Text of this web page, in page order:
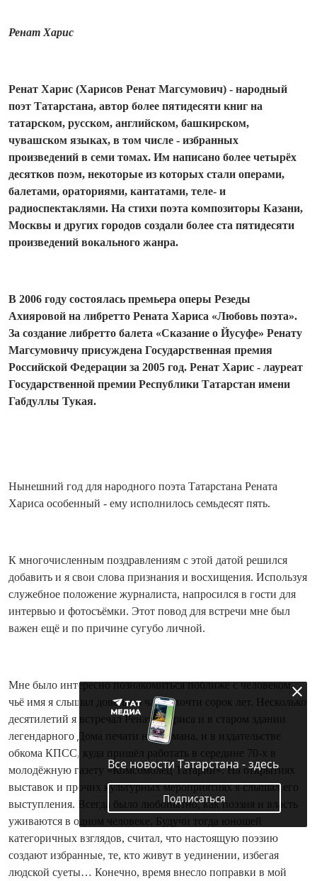
Ренат Харис
Ренат Харис (Харисов Ренат Магсумович) - народный
поэт Татарстана, автор более пятидесяти книг на
татарском, русском, английском, башкирском,
чувашском языках, в том числе - избранных
произведений в семи томах. Им написано более четырёх
десятков поэм, некоторые из которых стали операми,
балетами, ораториями, кантатами, теле‑ и
радиоспектаклями. На стихи поэта композиторы Казани,
Москвы и других городов создали более ста пятидесяти
произведений вокального жанра.
В 2006 году состоялась премьера оперы Резеды
Ахияровой на либретто Рената Хариса «Любовь поэта».
За со­здание либретто балета «Сказание о Йусуфе» Ренату
Магсумовичу присуждена Государственная премия
Российской Федерации за 2005 год. Ренат Харис - лауреат
Государственной премии Респуб­лики Татарстан имени
Габдуллы Тукая.
Нынешний год для народного поэта Татарстана Рената
Хариса особенный - ему исполнилось семьдесят пять.
К многочисленным поздравлениям с этой датой решился
добавить и я свои слова признания и восхищения. Используя
служебное положение журналиста, напросился в гости для
интервью и фотосъёмки. Этот повод для встречи мне был
важен ещё и по причине сугубо личной.
Мне было интересно познакомиться поближе с человеком,
чьё имя я слышал довольно часто почти сорок лет. Несколько
десятилетий я встречал Рената Хариса и в старом здании
легендарного Дома печати на Баумана, и в издательстве
обкома КПСС, куда пришёл работать в середине 70-х в
молодёжную газету «Комсомолец Татарии». На открытиях
выставок и прочих культурных мероприятиях я слышал его
выступления. Всегда было любопытно, как поэзия и власть
уживаются в одном человеке. Будучи тогда юношей
категоричных взглядов, считал, что настоящую поэзию
создают избранные, те, кто живут в уединении, избегая
людской суеты… Конечно, время внесло поправки в мой
Все новости Татарстана - здесь
Подписаться